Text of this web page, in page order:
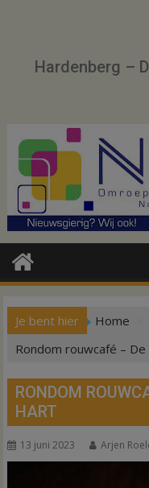
Hardenberg –
Je bent hier Home
Rondom rouwcafé –
RONDOM
HART
13 juni 2023 Arjen